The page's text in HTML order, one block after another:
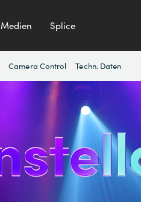
Medien Splice
Camera Control Techn. Daten